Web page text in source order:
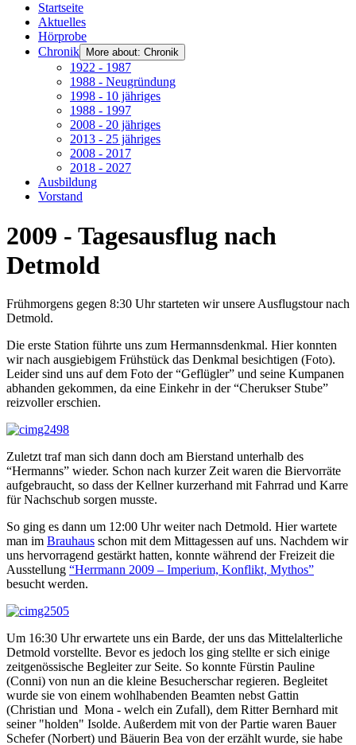
Startseite
Aktuelles
Hörprobe
Chronik
More about: Chronik
1922 - 1987
1988 - Neugründung
1998 - 10 jähriges
1988 - 1997
2008 - 20 jähriges
2013 - 25 jähriges
2008 - 2017
2018 - 2027
Ausbildung
Vorstand
2009 - Tagesausflug nach
Detmold
Frühmorgens gegen 8:30 Uhr starteten wir unsere Ausflugstour nach
Detmold.
Die erste Station führte uns zum Hermannsdenkmal. Hier konnten
wir nach ausgiebigem Frühstück das Denkmal besichtigen (Foto).
Leider sind uns auf dem Foto der “Geflügler” und seine Kumpanen
abhanden gekommen, da eine Einkehr in der “Cherukser Stube”
reizvoller erschien.
Zuletzt traf man sich dann doch am Bierstand unterhalb des
“Hermanns” wieder. Schon nach kurzer Zeit waren die Biervorräte
aufgebraucht, so dass der Kellner kurzerhand mit Fahrrad und Karre
für Nachschub sorgen musste.
So ging es dann um 12:00 Uhr weiter nach Detmold. Hier wartete
man im Brauhaus schon mit dem Mittagessen auf uns. Nachdem wir
uns hervorragend gestärkt hatten, konnte während der Freizeit die
Ausstellung “Herrmann 2009 – Imperium, Konflikt, Mythos”
besucht werden.
Um 16:30 Uhr erwartete uns ein Barde, der uns das Mittelalterliche
Detmold vorstellte. Bevor es jedoch los ging stellte er sich einige
zeitgenössische Begleiter zur Seite. So konnte Fürstin Pauline
(Conni) von nun an die kleine Besucherschar regieren. Begleitet
wurde sie von einem wohlhabenden Beamten nebst Gattin
(Christian und Mona - welch ein Zufall), dem Ritter Bernhard mit
seiner "holden" Isolde. Außerdem mit von der Partie waren Bauer
Schefer (Norbert) und Bäuerin Bea von der erzählt wurde, sie habe